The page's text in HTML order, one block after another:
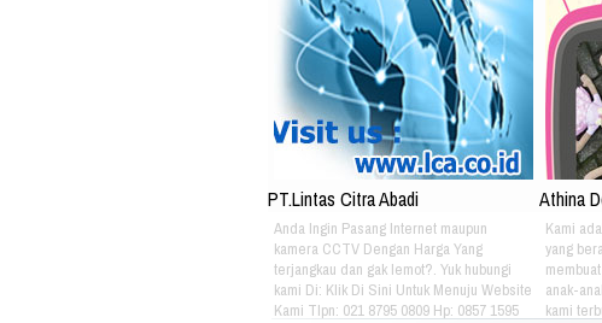
PT.Lintas Citra Abadi
Anda Ingin Pasang Internet maupun
kamera CCTV Dengan Harga Yang
terjangkau dan gak lemot?. Yuk hubungi
kami Di: Klik Di Sini Untuk Menuju Website
Kami Tlpn: 021 8795 0809 Hp: 0857 1595
Athina
Kami
yang
anak-
kami